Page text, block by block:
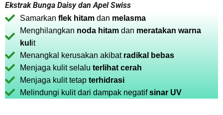
Ekstrak Bunga Daisy dan Apel Swiss
Samarkan flek hitam dan melasma
Menghilangkan noda hitam dan meratakan warna
kul it
Menangkal kerusakan akibat radikal bebas
Menjaga kulit selalu terlihat cerah
Menjaga kulit tetap terhidrasi
Melindungi kulit dari dampak negatifsinar UV